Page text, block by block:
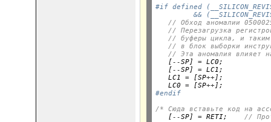
#if defined
&&
// Обход аномалии
// Перезагрузка
// буферы цикла, и таким
// в блок выборки
// Эта аномалия влияет
   [
--SP] = LC0;
   [
--SP] = LC1;
   LC1
= [SP++];
   LC0
= [SP++];
#endif
/* Сюда вставьте код на
[ --SP] = RETI; //